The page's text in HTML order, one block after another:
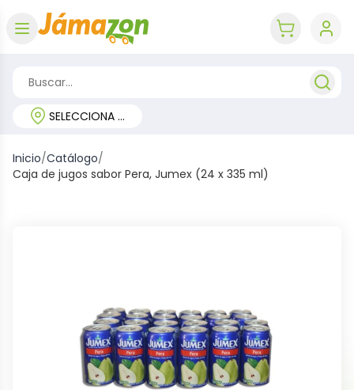
SELECCIONA TU REGIÓN
Inicio/Catálogo/
Caja de jugos sabor Pera, Jumex (24 x 335 ml)